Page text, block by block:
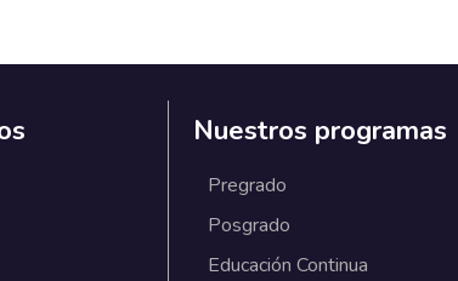
Nuestros programas
Pregrado
Posgrado
Educación Continua